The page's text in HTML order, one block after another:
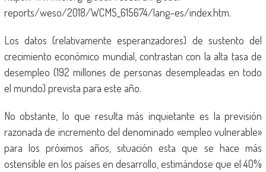
reports/weso/2018/WCMS_615674/lang–es/index.htm.
Los datos (relativamente esperanzadores) de sustento del
crecimiento económico mundial, contrastan con la alta tasa de
desempleo (192 millones de personas desempleadas en todo
el mundo) prevista para este año.
No obstante, lo que resulta más inquietante es la previsión
razonada de incremento del denominado «empleo vulnerable»
para los próximos años, situación esta que se hace más
ostensible en los países en desarrollo, estimándose que el 40%